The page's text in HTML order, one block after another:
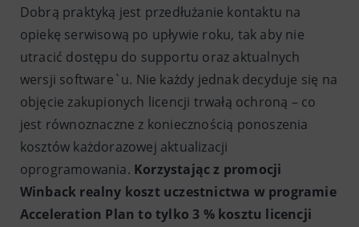
Dobrą praktyką jest przedłużanie kontaktu na
opiekę serwisową po upływie roku, tak aby nie
utracić dostępu do supportu oraz aktualnych
wersji software`u. Nie każdy jednak decyduje się na
objęcie zakupionych licencji trwałą ochroną – co
jest równoznaczne z koniecznością ponoszenia
kosztów każdorazowej aktualizacji
oprogramowania. Korzystając z promocji
Winback realny koszt uczestnictwa w programie
Acceleration Plan to tylko 3 % kosztu licencji